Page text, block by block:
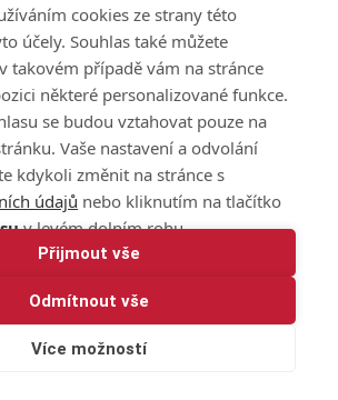
cookies ze strany této
účely. Souhlas také můžete
takovém případě vám na stránce
některé personalizované funkce.
se budou vztahovat pouze na
Vaše nastavení a odvolání
kdykoli změnit na stránce s
údajů nebo kliknutím na tlačítko
v levém dolním rohu.
Přijmout vše
Odmítnout vše
Více možností